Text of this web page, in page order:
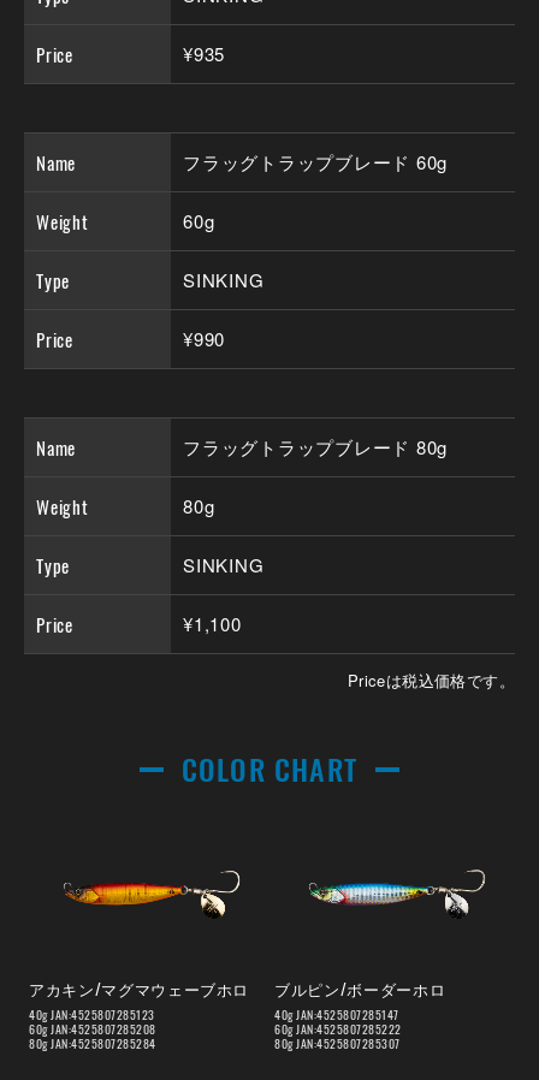
Price ¥935
Name フラッグトラップブレード 60g
Weight 60g
Type SINKING
Price ¥990
Name フラッグトラップブレード 80g
Weight 80g
Type SINKING
Price ¥1,100
Priceは税込価格です。
COLOR CHART
アカキン/マグマウェーブホロ
40g JAN:4525807285123
60g JAN:4525807285208
80g JAN:4525807285284
ブルピン/ボーダーホロ
40g JAN:4525807285147
60g JAN:4525807285222
80g JAN:4525807285307